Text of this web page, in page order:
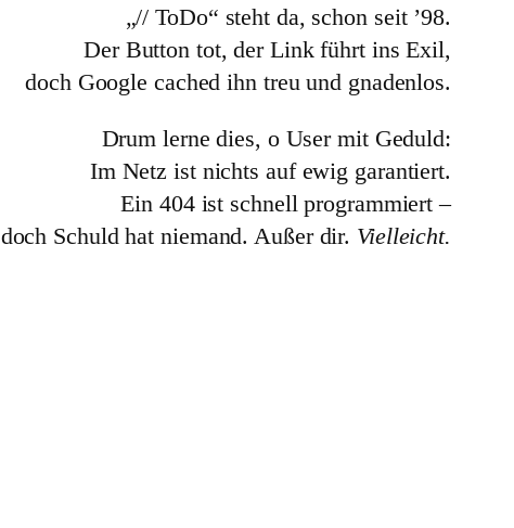
„// ToDo“ steht da, schon seit ’98.
Der Button tot, der Link führt ins Exil,
doch Google cached ihn treu und gnadenlos.
Drum lerne dies, o User mit Geduld:
Im Netz ist nichts auf ewig garantiert.
Ein 404 ist schnell programmiert –
doch Schuld hat niemand. Außer dir. Vielleicht.